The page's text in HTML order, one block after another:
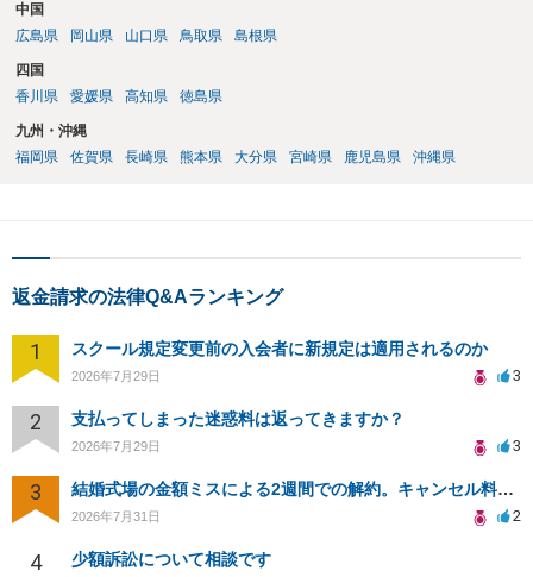
中国
広島県
岡山県 山口県 鳥取県 島根県
四国
香川県
愛媛県 高知県 徳島県
九州・沖縄
福岡県
佐賀県 長崎県 熊本県 大分県 宮崎県 鹿児島県 沖縄県
返金請求の法律Q&Aランキング
1 スクール規定変更前の入会者に新規定は適用されるのか
2026年7月29日 3
2 支払ってしまった迷惑料は返ってきますか？
2026年7月29日 3
3 結婚式場の金額ミスによる2週間での解約。キャンセル料10万円の免除は可能か。
2026年7月31日 2
4 少額訴訟について相談です